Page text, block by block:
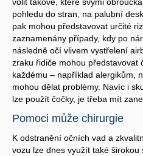
pohledu do stran, na palubní
pak mohou představovat určité
zaznamenány případy, kdy po
následně očí vlivem vystřelení
zraku řidiče mohou představovat
každému – například alergikům,
mohou dělat problémy. Navíc i
lze použít čočky, je třeba mít
Pomoci může chirurgie
K odstranění očních vad a
vozu lze dnes využít také